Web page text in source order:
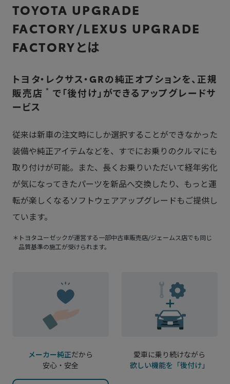
TOYOTA UPGRADE
FACTORY/LEXUS UPGRADE
FACTORYとは
トヨタ・レクサス・GRの純正オプションを、正規
販売店 * で「後付け」ができるアップグレードサ
ービス
従来は新車の注文時にしか選択することができなかった
装備や純正アイテムなどを、すでにお乗りのクルマにも
取り付けが可能。 また、長くお乗りいただいて経年劣化
が気になってきたパーツを新品へ交換したり、もっと運
転が楽しくなるソフトウェアアップグレードもご提供し
ています。
＊トヨタユーゼックが運営する一部中古車販売店/ジェームス店でも同じ
品質基準の施工が受けられます。
メーカー純正だから
安心・安全
愛車に乗り続けながら
欲しい機能を「後付け」